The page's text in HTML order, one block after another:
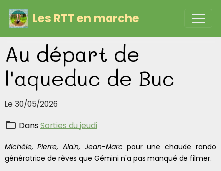
Les RTT en marche
Au départ de
l'aqueduc de Buc
Le 30/05/2026
DansSorties du jeudi
Michèle, Pierre, Alain, Jean-Marc pour une chaude rando
génératrice de rêves que Gémini n'a pas manqué de filmer.